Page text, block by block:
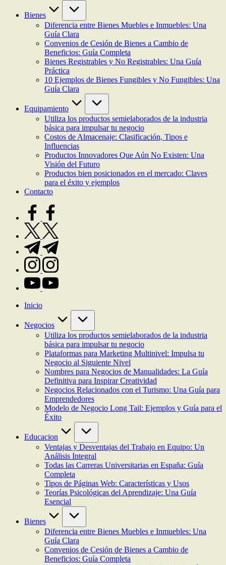
Bienes
Diferencia entre Bienes Muebles e Inmuebles: Una
Guía Clara
Convenios de Cesión de Bienes a Cambio de
Beneficios: Guía Completa
Bienes Registrables y No Registrables: Una Guía
Práctica
10 Ejemplos de Bienes Fungibles y No Fungibles: Una
Guía Clara
Equipamiento
Utiliza los productos semielaborados de la industria
básica para impulsar tu negocio
Costos de Almacenaje: Clasificación, Tipos e
Influencias
Productos Innovadores Que Aún No Existen: Una
Visión del Futuro
Productos bien posicionados en el mercado: Claves
para el éxito y ejemplos
Contacto
facebook.com
twitter.com
t.me
instagram.com
youtube.com
Inicio
Negocios
Utiliza los productos semielaborados de la industria
básica para impulsar tu negocio
Plataformas para Marketing Multinivel: Impulsa tu
Negocio al Siguiente Nivel
Nombres para Negocios de Manualidades: La Guía
Definitiva para Inspirar Creatividad
Negocios Relacionados con el Turismo: Una Guía para
Emprendedores
Modelo de Negocio Long Tail: Ejemplos y Guía para el
Éxito
Educacion
Ventajas y Desventajas del Trabajo en Equipo: Un
Análisis Integral
Todas las Carreras Universitarias en España: Guía
Completa
Tipos de Páginas Web: Características y Usos
Teorías Psicológicas del Aprendizaje: Una Guía
Esencial
Bienes
Diferencia entre Bienes Muebles e Inmuebles: Una
Guía Clara
Convenios de Cesión de Bienes a Cambio de
Beneficios: Guía Completa